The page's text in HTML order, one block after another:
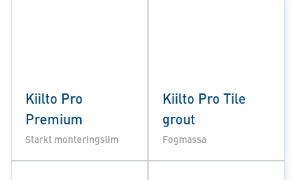
Kiilto Pro
Premium
Starkt monteringslim
Kiilto Pro Tile
grout
Fogmassa